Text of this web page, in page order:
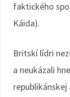
faktického
Káida).
Britskí lídri
a neukázali